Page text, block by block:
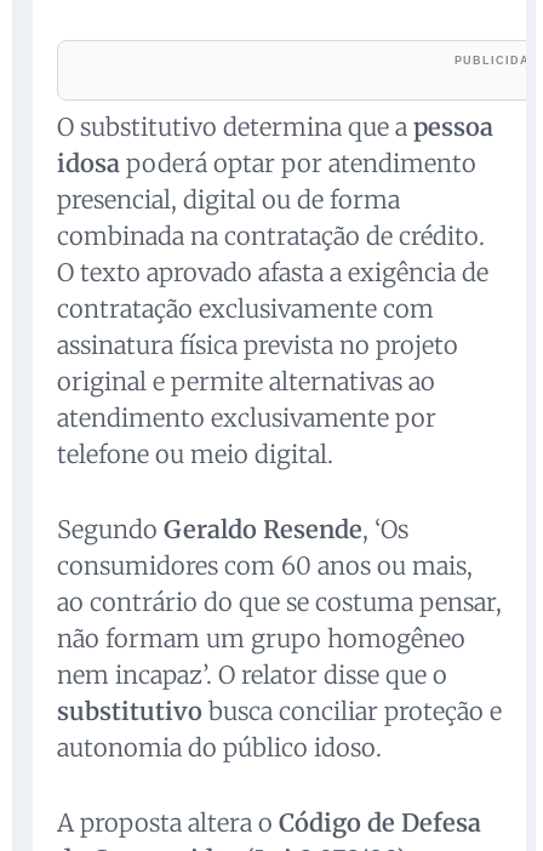
O substitutivo determina que a pessoa
idosa poderá optar por atendimento
presencial, digital ou de forma
combinada na contratação de crédito.
O texto aprovado afasta a exigência de
contratação exclusivamente com
assinatura física prevista no projeto
original e permite alternativas ao
atendimento exclusivamente por
telefone ou meio digital.
Segundo Geraldo Resende, ‘Os
consumidores com 60 anos ou mais,
ao contrário do que se costuma pensar,
não formam um grupo homogêneo
nem incapaz’. O relator disse que o
substitutivo busca conciliar proteção e
autonomia do público idoso.
A proposta altera o Código de Defesa